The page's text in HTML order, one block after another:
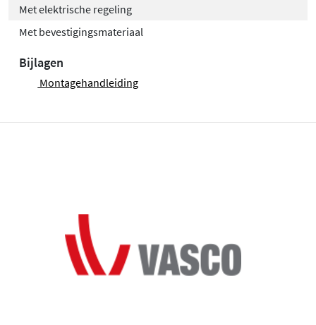
Met elektrische regeling
Met bevestigingsmateriaal
Bijlagen
Montagehandleiding